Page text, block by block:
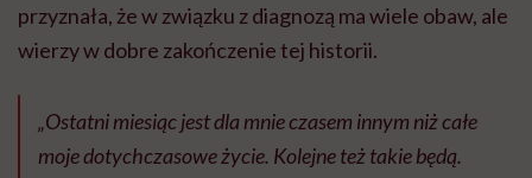
przyznała, że w związku z diagnozą ma wiele obaw, ale
wierzy w dobre zakończenie tej historii.
„Ostatni miesiąc jest dla mnie czasem innym niż całe
moje dotychczasowe życie. Kolejne też takie będą.